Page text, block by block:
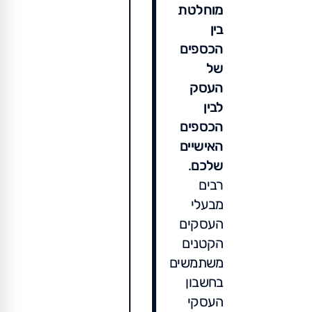
מוחלטת
בין
הכספים
של
העסק
לבין
הכספים
האישיים
שלכם.
רבים
מבעלי
העסקים
הקטנים
משתמשים
בחשבון
העסקי